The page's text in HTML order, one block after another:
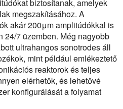
biztosítanak, amelyek
megszakításához. A
akár 200μm amplitúdókkal is
24/7 üzemben. Még nagyobb
ultrahangos sonotrodes áll
mint például emlékeztető
reaktorok és teljes
elérhetők, és lehetővé
konfigurálását a folyamat